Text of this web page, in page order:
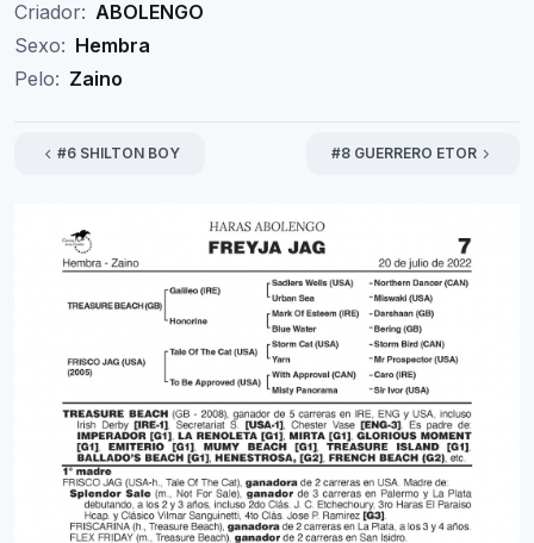
Criador: ABOLENGO
Sexo: Hembra
Pelo: Zaino
#6 SHILTON BOY #8 GUERRERO ETOR